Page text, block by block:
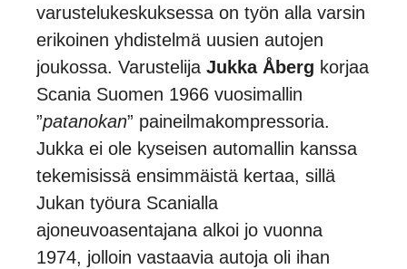
varustelukeskuksessa on työn alla varsin
erikoinen yhdistelmä uusien autojen
joukossa. Varustelija Jukka Åberg korjaa
Scania Suomen 1966 vuosimallin
”patanokan” paineilmakompressoria.
Jukka ei ole kyseisen automallin kanssa
tekemisissä ensimmäistä kertaa, sillä
Jukan työura Scanialla
ajoneuvoasentajana alkoi jo vuonna
1974, jolloin vastaavia autoja oli ihan